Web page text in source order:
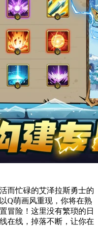
而忙碌的艾泽拉斯勇士的
Q萌画风重现，你将在熟
冒险！这里没有繁琐的日
在线，掉落不断，让你在